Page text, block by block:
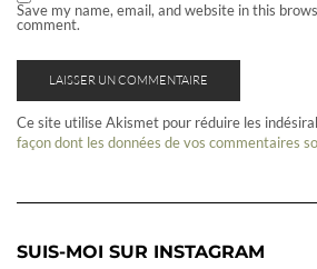
Save my name, email, and website in this
comment.
Ce site utilise Akismet pour réduire les
façon dont les données de vos commentaires
SUIS-MOI SUR INSTAGRAM